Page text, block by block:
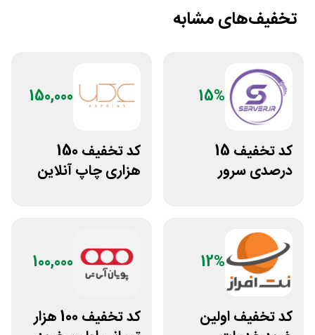
تخفیف‌های مشابه
15%
کد تخفیف 15
درصدی سرور
150,000
کد تخفیف 150
هزاری چاپ آنلاین
12%
کد تخفیف اولین
100,000
کد تخفیف 100 هزار